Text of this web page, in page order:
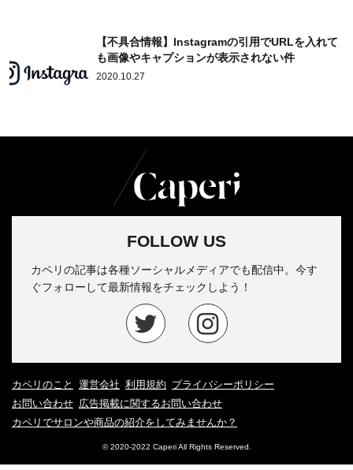
【不具合情報】Instagramの引用でURLを入れて
も画像やキャプションが表示されない件
2020.10.27
FOLLOW US
カペリの記事は各種ソーシャルメディアでも配信中。今す
ぐフォローして最新情報をチェックしよう！
カペリのこと 運営会社 利用規約 プライバシーポリシー
お問い合わせ 広告掲載に関するお問い合わせ
カペリでサロンや商品の紹介をしてみませんか？
© 2020-2022 Caperi All Rights Reserved.